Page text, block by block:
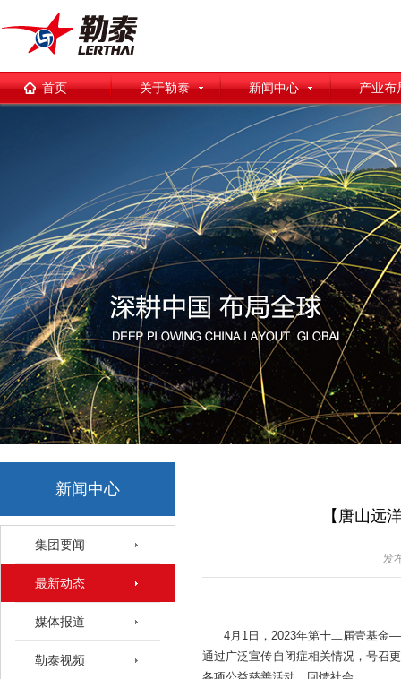
首页 关于勒泰 新闻中心 产业布
新闻中心
集团要闻
最新动态
媒体报道
勒泰视频
【唐山远
发
4月1日，2023年第十二届壹基金
通过广泛宣传自闭症相关情况，号召